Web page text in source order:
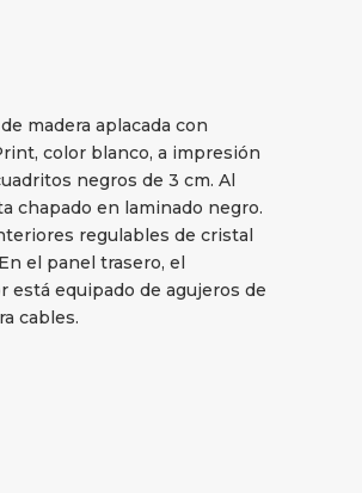
madera aplacada con
color blanco, a impresión
negros de 3 cm. Al
chapado en laminado negro.
regulables de cristal
el panel trasero, el
está equipado de agujeros de
cables.